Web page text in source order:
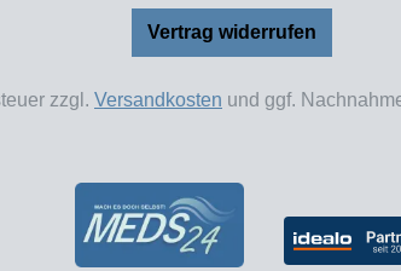
Vertrag widerrufen
zzgl. Versandkosten und ggf.